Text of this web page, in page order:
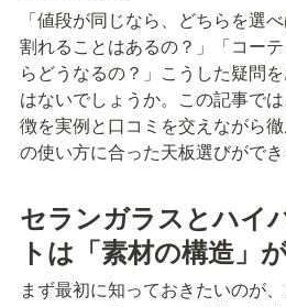
「値段が同じなら、どちらを選
割れることはあるの？」「コー
らどうなるの？」こうした疑問
はないでしょうか。この記事で
徴を実例と口コミを交えながら
の使い方に合った天板選びができ
セランガラスとハイ
トは「素材の構造」
まず最初に知っておきたいのが